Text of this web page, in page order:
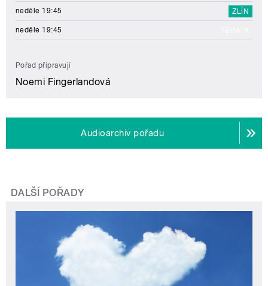
neděle 19:45 ZLÍN
neděle 19:45
Pořad připravují
Noemi Fingerlandová
Audioarchiv pořadu
DALŠÍ POŘADY